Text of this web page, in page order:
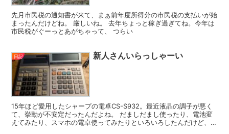
先月市民税の通知書が来て、まぁ前年度所得分の市民税の支払いが始
まったんだけどね。 厳しいね。 去年ちょっと稼ぎ過ぎてね。今年は
市民税がぐーっとあがちゃって、 つらい
日記 新人さんいらっしゃーい
15年ほど愛用したシャープの電卓CS-S932。最近液晶の調子が悪く
て、挙動が不安定だったんだよね。 だましだまし使ったり、電池変
えてみたり、スマホの電卓使ってみたりといろいろしたんだけど、や